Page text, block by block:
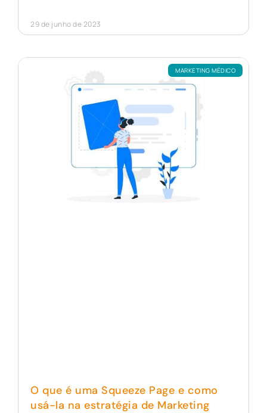
29 de junho de 2023
MARKETING MÉDICO
O que é uma Squeeze Page e como
usá-la na estratégia de Marketing